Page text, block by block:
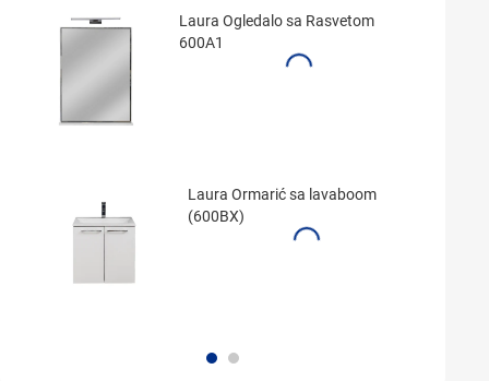
Laura Ogledalo sa Rasvetom
600A1
Laura Ormarić sa lavaboom
(600BX)